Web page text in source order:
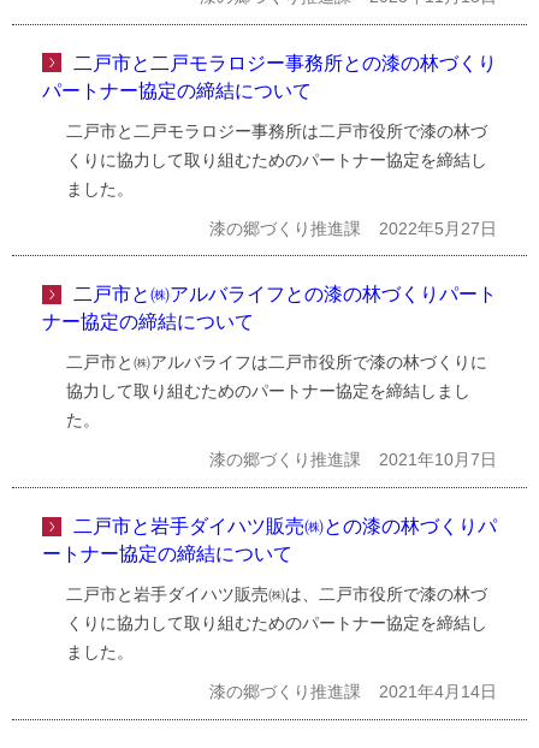
二戸市と二戸モラロジー事務所との漆の林づくり
パートナー協定の締結について
二戸市と二戸モラロジー事務所は二戸市役所で漆の林づ
くりに協力して取り組むためのパートナー協定を締結し
ました。
漆の郷づくり推進課 2022年5月27日
二戸市と㈱アルバライフとの漆の林づくりパート
ナー協定の締結について
二戸市と㈱アルバライフは二戸市役所で漆の林づくりに
協力して取り組むためのパートナー協定を締結しまし
た。
漆の郷づくり推進課 2021年10月7日
二戸市と岩手ダイハツ販売㈱との漆の林づくりパ
ートナー協定の締結について
二戸市と岩手ダイハツ販売㈱は、二戸市役所で漆の林づ
くりに協力して取り組むためのパートナー協定を締結し
ました。
漆の郷づくり推進課 2021年4月14日